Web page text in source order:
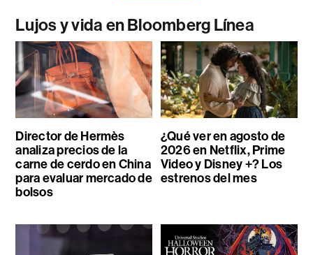
Lujos y vida en Bloomberg Línea
Director de Hermès
analiza precios de la
carne de cerdo en China
para evaluar mercado de
bolsos
¿Qué ver en agosto de
2026 en Netflix, Prime
Video y Disney +? Los
estrenos del mes